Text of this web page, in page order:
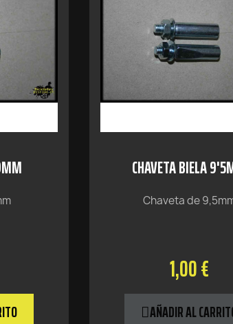
CHAVETA BIELA
Chaveta de
1,00 €
AÑADIR AL